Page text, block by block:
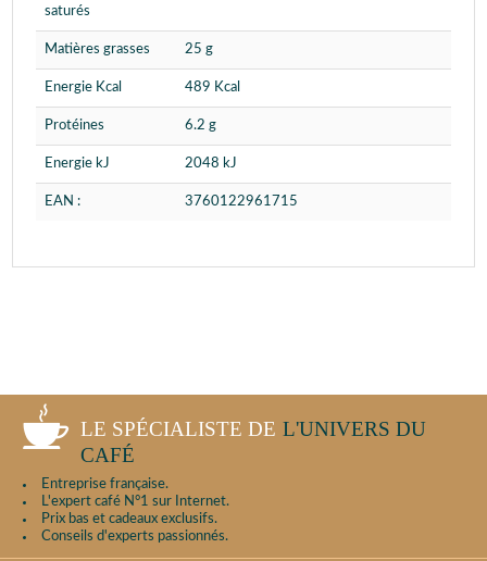
saturés
Matières grasses 25 g
Energie Kcal 489 Kcal
Protéines 6.2 g
Energie kJ 2048 kJ
EAN : 3760122961715
LE SPÉCIALISTE DE L'UNIVERS DU
CAFÉ
Entreprise française.
L'expert café N°1 sur Internet.
Prix bas et cadeaux exclusifs.
Conseils d'experts passionnés.